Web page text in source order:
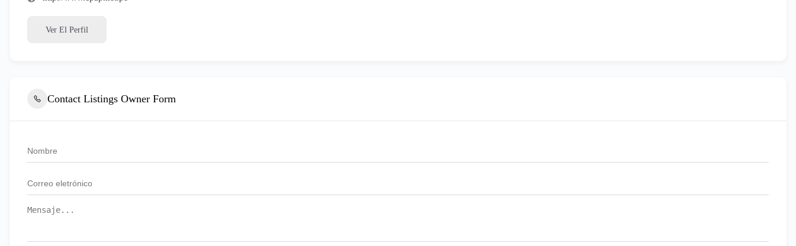
Ver El Perfil
Contact Listings Owner Form